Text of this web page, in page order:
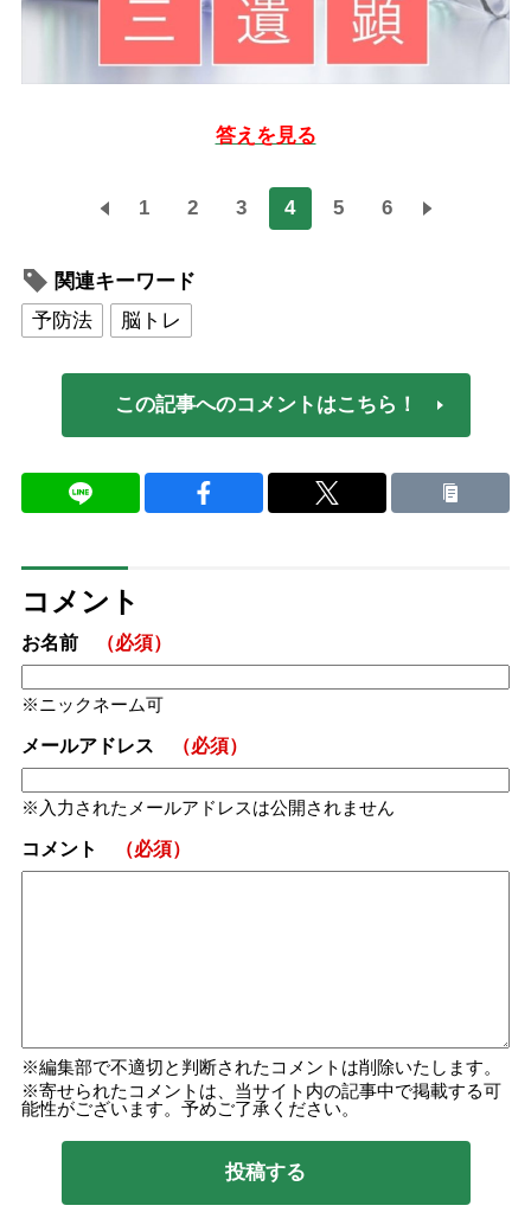
答えを見る
1 2 3 4 5 6
関連キーワード
予防法
脳トレ
この記事へのコメントはこちら！
コメント
お名前 （必須）
ニックネーム可
メールアドレス （必須）
入力されたメールアドレスは公開されません
コメント （必須）
編集部で不適切と判断されたコメントは削除いたします。
寄せられたコメントは、当サイト内の記事中で掲載する可
能性がございます。予めご了承ください。